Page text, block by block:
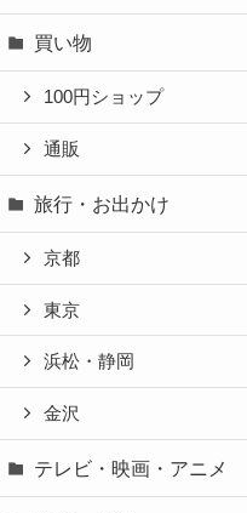
買い物
100円ショップ
通販
旅行・お出かけ
京都
東京
浜松・静岡
金沢
テレビ・映画・アニメ